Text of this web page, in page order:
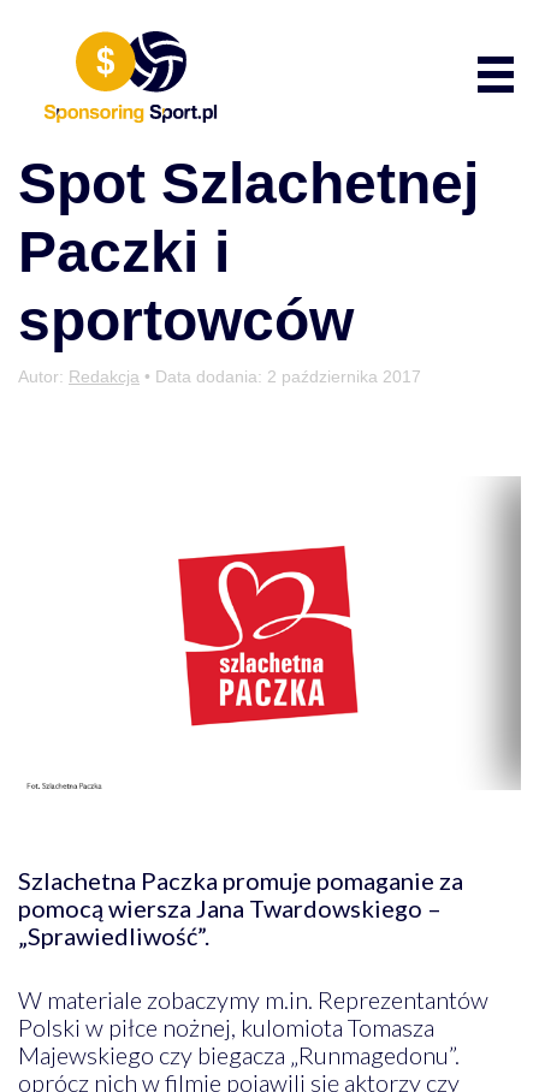
Spot Szlachetnej
Paczki i
sportowców
Autor: Redakcja • Data dodania: 2 października 2017
Szlachetna Paczka promuje pomaganie za
pomocą wiersza Jana Twardowskiego –
„Sprawiedliwość”.
W materiale zobaczymy m.in. Reprezentantów
Polski w piłce nożnej, kulomiota Tomasza
Majewskiego czy biegacza „Runmagedonu”.
oprócz nich w filmie pojawili się aktorzy czy